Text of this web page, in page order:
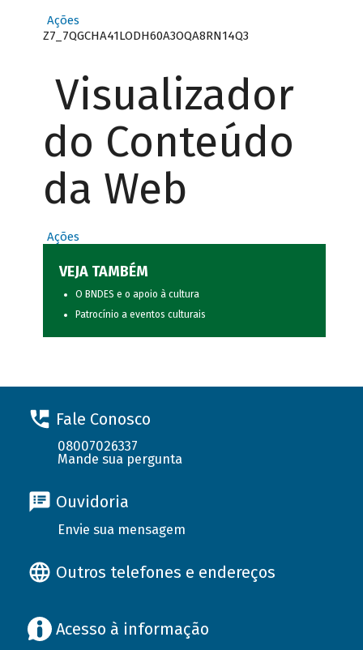
Ações
Z7_7QGCHA41LODH60A3OQA8RN14Q3
Visualizador
do Conteúdo
da Web
Ações
VEJA TAMBÉM
O BNDES e o apoio à cultura
Patrocínio a eventos culturais
Fale Conosco
08007026337
Mande sua pergunta
Ouvidoria
Envie sua mensagem
Outros telefones e endereços
Acesso à informação